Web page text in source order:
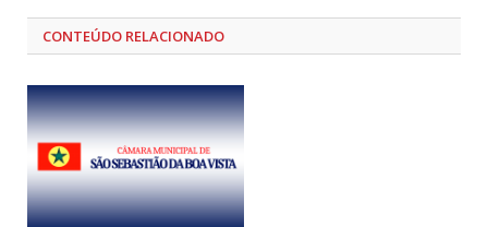
CONTEÚDO RELACIONADO